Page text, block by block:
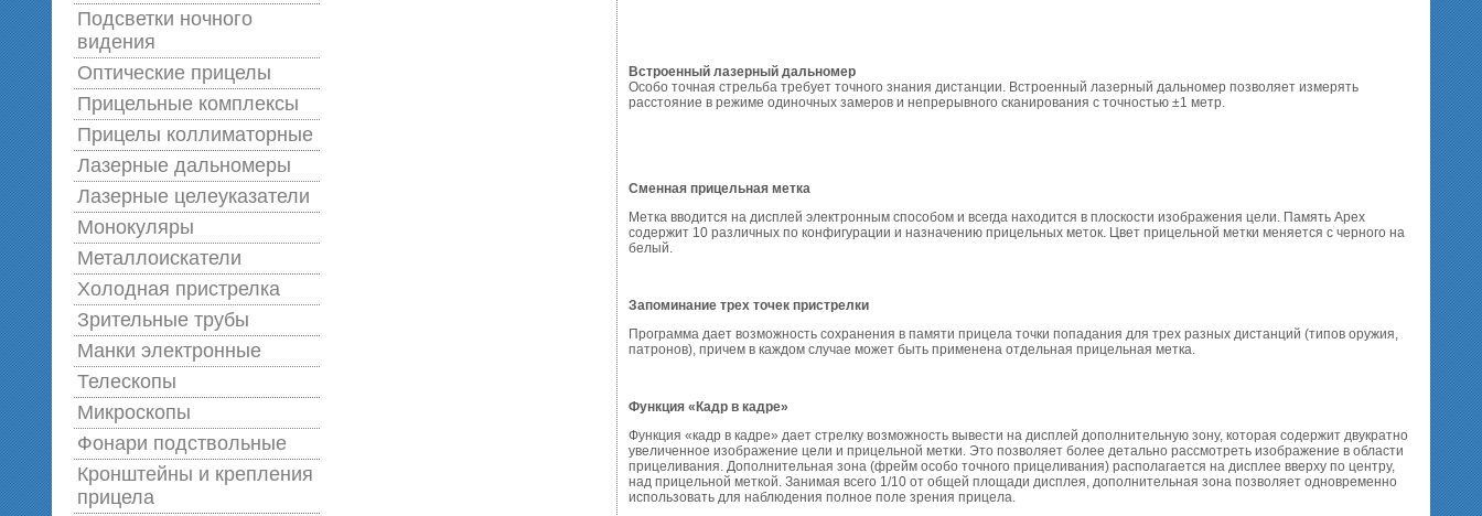
Подсветки ночного
видения
Оптические прицелы
Прицельные комплексы
Прицелы коллиматорные
Лазерные дальномеры
Лазерные целеуказатели
Монокуляры
Металлоискатели
Холодная пристрелка
Зрительные трубы
Манки электронные
Телескопы
Микроскопы
Фонари подствольные
Кронштейны и крепления
прицела
Встроенный лазерный дальномер
Особо точная стрельба требует точного знания дистанции. Встроенный лазерный дальномер позволяет измерять
расстояние в режиме одиночных замеров и непрерывного сканирования с точностью ±1 метр.
Сменная прицельная метка
Метка вводится на дисплей электронным способом и всегда находится в плоскости изображения цели. Память Apex
содержит 10 различных по конфигурации и назначению прицельных меток. Цвет прицельной метки меняется с черного на
белый.
Запоминание трех точек пристрелки
Программа дает возможность сохранения в памяти прицела точки попадания для трех разных дистанций (типов оружия,
патронов), причем в каждом случае может быть применена отдельная прицельная метка.
Функция «Кадр в кадре»
Функция «кадр в кадре» дает стрелку возможность вывести на дисплей дополнительную зону, которая содержит двукратно
увеличенное изображение цели и прицельной метки. Это позволяет более детально рассмотреть изображение в области
прицеливания. Дополнительная зона (фрейм особо точного прицеливания) располагается на дисплее вверху по центру,
над прицельной меткой. Занимая всего 1/10 от общей площади дисплея, дополнительная зона позволяет одновременно
использовать для наблюдения полное поле зрения прицела.